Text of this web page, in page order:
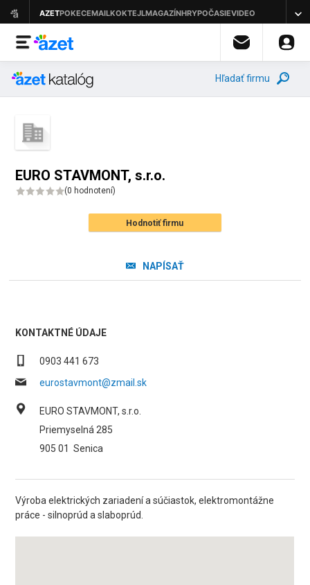
Hľadať firmu
EURO STAVMONT, s.r.o.
(0 hodnotení)
Hodnotiť firmu
NAPÍSAŤ
KONTAKTNÉ ÚDAJE
0903 441 673
eurostavmont@zmail.sk
EURO STAVMONT, s.r.o.
Priemyselná 285
905 01 Senica
Výroba elektrických zariadení a súčiastok, elektromontážne
práce - silnoprúd a slaboprúd.